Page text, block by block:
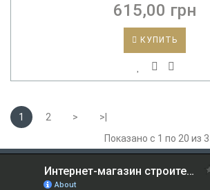
615,00 грн
КУПИТЬ
1 2 >
>|
Показано с 1 по 20 из